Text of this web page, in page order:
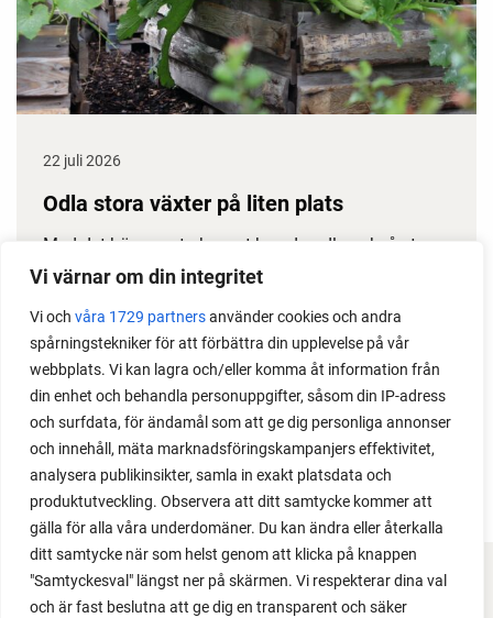
Vi värnar om din integritet
Vi och våra 1729 partnersanvänder cookies och andra
spårningstekniker för att förbättra din upplevelse på vår
webbplats. Vi kan lagra och/eller komma åt information från
din enhet och behandla personuppgifter, såsom din IP-adress
och surfdata, för ändamål som att ge dig personliga annonser
och innehåll, mäta marknadsföringskampanjers effektivitet,
analysera publikinsikter, samla in exakt platsdata och
produktutveckling. Observera att ditt samtycke kommer att
gälla för alla våra underdomäner. Du kan ändra eller återkalla
ditt samtycke när som helst genom att klicka på knappen
"Samtyckesval" längst ner på skärmen. Vi respekterar dina val
och är fast beslutna att ge dig en transparent och säker
22 juli 2026
Odla stora växter på liten plats
Med det här smarta knepet kan du odla också stora
växter i en pallkrage tillsammans med andra växter.
FACEBOOK